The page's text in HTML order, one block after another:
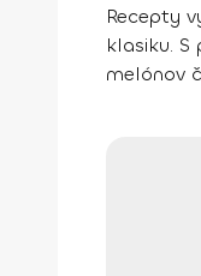
Recepty
klasiku.
melónov